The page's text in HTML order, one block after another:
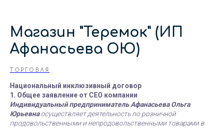
Магазин "Теремок" (ИП
Афанасьева ОЮ)
ТОРГОВЛЯ
Национальный инклюзивный договор
1. Общее заявление от СЕО компании
Индивидуальный предприниматель Афанасьева Ольга
Юрьевнаосуществляет деятельность по розничной
продовольственными и непродовольственными товарами в